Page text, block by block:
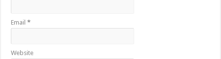
Email*
Website